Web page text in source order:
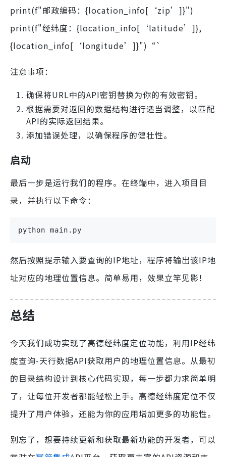
print(f"邮政编码：{location_info[‘zip’]}")
print(f"经纬度：{location_info[‘latitude’]},
{location_info[‘longitude’]}")“`
注意事项：
确保将URL中的API密钥替换为你的有效密钥。
根据需要对返回的数据结构进行适当调整，以匹配
API的实际返回结果。
添加错误处理，以确保程序的健壮性。
启动
最后一步是运行我们的程序。在终端中，进入项目目
录，并执行以下命令：
python main.py
然后按照提示输入要查询的IP地址，程序将输出该IP地
址对应的地理位置信息。简单易用，效果立竿见影！
总结
今天我们成功实现了高德经纬度定位功能，利用IP经纬
度查询-天行数据API获取用户的地理位置信息。从最初
的目录结构设计到核心代码实现，每一步都力求简单明
了，让每位开发者都能轻松上手。高德经纬度定位不仅
提升了用户体验，还能为你的应用增加更多的功能性。
别忘了，想要持续更新和获取最新功能的开发者，可以